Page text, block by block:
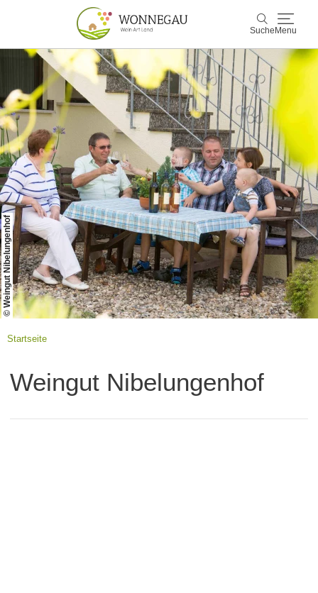
Suche Menu
Wonnegau
Entdecken & Erleben
Wein & Genuss
Kultur & Events
Buchen & Service
© Weingut Nibelungenhof
Startseite
Weingut Nibelungenhof